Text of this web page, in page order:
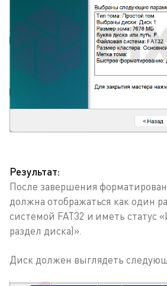
Результат:
После завершения
должна отображаться как один
системой FAT32 и иметь статус
раздел диска)».
Диск должен выглядеть